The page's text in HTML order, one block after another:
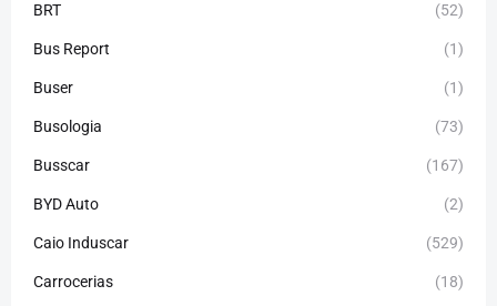
BRT (52)
Bus Report (1)
Buser (1)
Busologia (73)
Busscar (167)
BYD Auto (2)
Caio Induscar (529)
Carrocerias (18)